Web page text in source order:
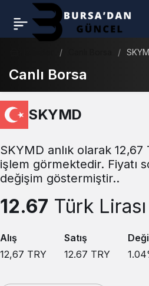
Canlı Borsa
SKYMD
SKYMD anlık olarak 12,67
işlem görmektedir. Fiyatı
değişim göstermiştir..
12.67 Türk Lirası
Alış
12,67 TRY
Satış
12.67 TRY
1.04